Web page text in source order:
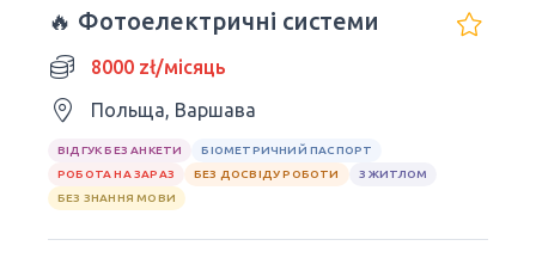
🔥 Фотоелектричні системи
8000 zł/місяць
Польща, Варшава
ВІДГУК БЕЗ АНКЕТИ
БІОМЕТРИЧНИЙ ПАСПОРТ
РОБОТА НА ЗАРАЗ
БЕЗ ДОСВІДУ РОБОТИ
З ЖИТЛОМ
БЕЗ ЗНАННЯ МОВИ